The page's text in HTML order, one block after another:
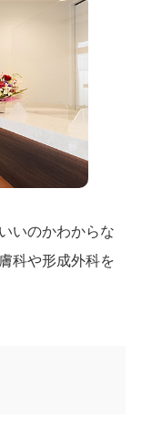
いのかわからな
科や形成外科を